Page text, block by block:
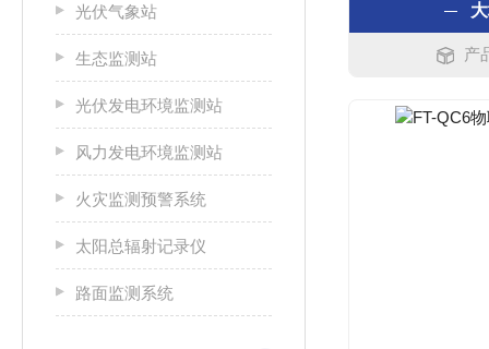
光伏气象站
生态监测站
光伏发电环境监测站
风力发电环境监测站
火灾监测预警系统
太阳总辐射记录仪
路面监测系统
产